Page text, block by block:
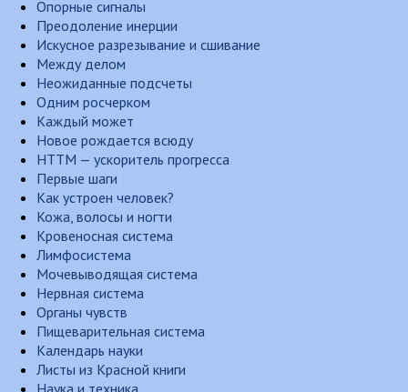
Опорные сигналы
Преодоление инерции
Искусное разрезывание и сшивание
Между делом
Неожиданные подсчеты
Одним росчерком
Каждый может
Новое рождается всюду
НТТМ — ускоритель прогресса
Первые шаги
Как устроен человек?
Кожа, волосы и ногти
Кровеносная система
Лимфосистема
Мочевыводящая система
Нервная система
Органы чувств
Пищеварительная система
Календарь науки
Листы из Красной книги
Наука и техника